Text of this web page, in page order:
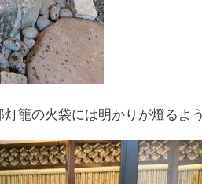
籠の火袋には明かりが燈るよ